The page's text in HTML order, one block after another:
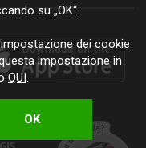
riservati.
su „OK“.
dei cookie
impostazione in
QUI.
OK